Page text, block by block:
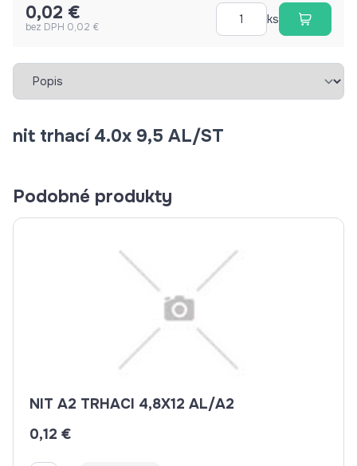
0,02 €
bez DPH 0,02 €
ks
Vybrať záložku
nit trhací 4.0x 9,5 AL/ST
Podobné produkty
NIT A2 TRHACI 4,8X12 AL/A2
0,12 €